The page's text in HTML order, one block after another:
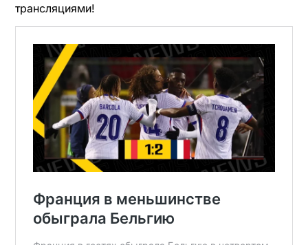
трансляциями!